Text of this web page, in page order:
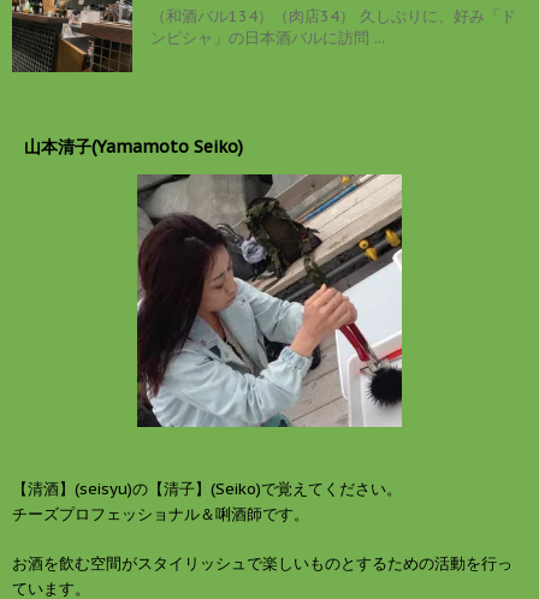
（和酒バル134）（肉店34） 久しぶりに、好み「ド
ンピシャ」の日本酒バルに訪問 ...
山本清子(Yamamoto Seiko)
【清酒】(seisyu)の【清子】(Seiko)で覚えてください。
チーズプロフェッショナル＆唎酒師です。
お酒を飲む空間がスタイリッシュで楽しいものとするための活動を行っ
ています。